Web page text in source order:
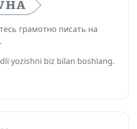
грамотно писать на
yozishni biz bilan boshlang.